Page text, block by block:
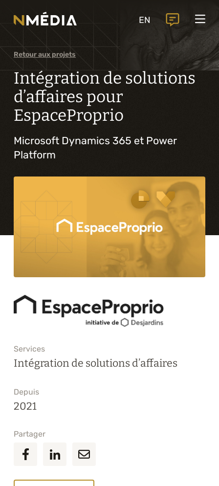
EN
Services
Services principaux
Analyse et conception numérique
Commercialisation numérique
Développement sur mesure
Expérience mobile
Intégration de solutions d’affaires
Services complémentaires
Formations
À propos
Blogue
Carrière
Nous joindre
Retour aux projets
Intégration de solutions
d’affaires pour
EspaceProprio
Microsoft Dynamics 365 et Power
Platform
Services
Intégration de solutions d’affaires
Depuis
2021
Partager